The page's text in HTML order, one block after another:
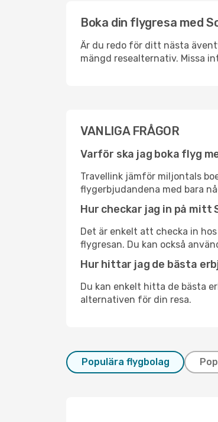
Boka din flygresa med
Är du redo för ditt nästa
mängd resealternativ. Missa
VANLIGA FRÅGOR
Varför ska jag boka flyg
Travellink jämför miljontals
flygerbjudandena med bara
Hur checkar jag in på mitt
Det är enkelt att checka in
flygresan. Du kan också
Hur hittar jag de bästa
Du kan enkelt hitta de bästa
alternativen för din resa.
Populära flygbolag